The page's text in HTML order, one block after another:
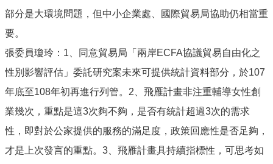
部分是大環境問題，但中小企業處、國際貿易局協助仍相當重
要。
張委員瓊玲：1、同意貿易局「兩岸ECFA協議貿易自由化之
性別影響評估」委託研究案未來可提供統計資料部分，於107
年底至108年初再進行列管。2、飛雁計畫非注重輔導女性創
業幾次，重點是這3次夠不夠，是否有統計超過3次的需求
性，即對於公家提供的服務的滿足度，政策回應性是否足夠，
才是上次發言的重點。3、飛雁計畫具持續指標性，可思考如